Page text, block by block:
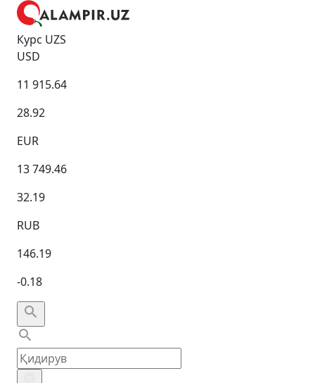
Курс UZS
USD
11 915.64
28.92
EUR
13 749.46
32.19
RUB
146.19
-0.18